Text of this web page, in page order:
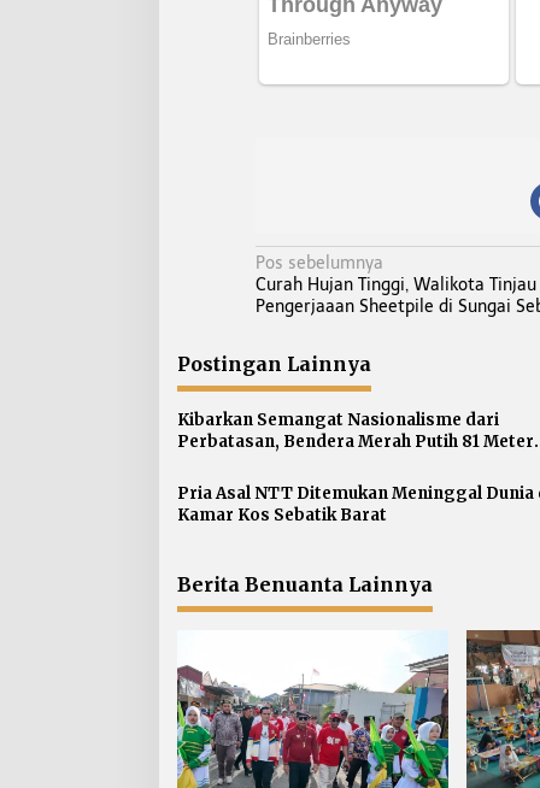
N
a
i
g
a
s
p
o
Pos sebelumnya
Curah Hujan Tinggi, Walikota Tinjau
Pengerjaaan Sheetpile di Sungai
Postingan Lainnya
Kibarkan Semangat Nasionalisme dari
Perbatasan, Bendera Merah Putih 81 Meter
Pria Asal NTT Ditemukan Meninggal Dunia
Kamar Kos Sebatik Barat
Berita Benuanta Lainnya